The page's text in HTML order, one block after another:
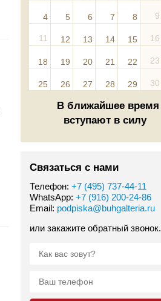
4 5 6 7 8 9
11 12 13 14 15 16
18 19 20 21 22 23
25 26 27 28 29 30
В ближайшее время
вступают в силу
Связаться с нами
Телефон: +7 (495) 737-44-11
WhatsApp: +7 (916) 200-24-86
Email: podpiska@buhgalteria.ru
или закажите обратный звонок.